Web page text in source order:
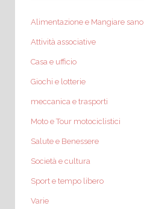
Alimentazione e Mangiare sano
Attività associative
Casa e ufficio
Giochi e lotterie
meccanica e trasporti
Moto e Tour motociclistici
Salute e Benessere
Società e cultura
Sport e tempo libero
Varie